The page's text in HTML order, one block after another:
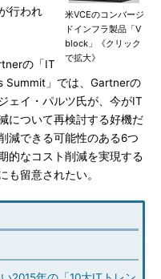
米VCEのコンバージ
ドインフラ製品「V
block」《クリック
で拡大》
行われ
の「IT
Summit」では、Gartnerの
ェイ・パルツ氏が、今がIT
について再検討する好機だ
減できる可能性のある6つ
的なコスト削減を実現する
も留意されたい。